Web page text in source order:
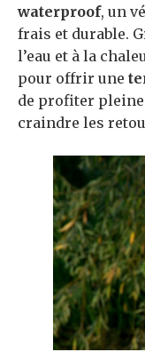
waterproof, un
frais et durable.
l’eau et à la
pour offrir une
de profiter
craindre les